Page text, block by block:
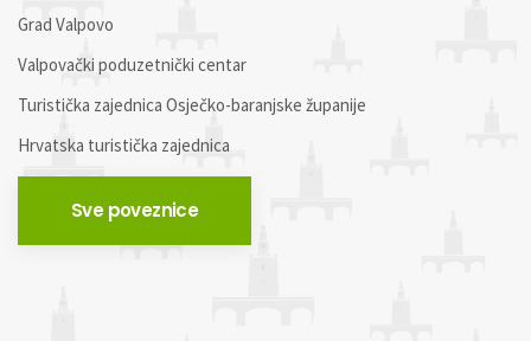
Grad Valpovo
Valpovački poduzetnički centar
Turistička zajednica Osječko-baranjske županije
Hrvatska turistička zajednica
Sve poveznice